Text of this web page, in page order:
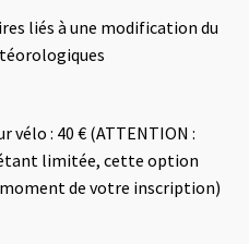
liés à une modification du
vélo : 40 € (ATTENTION :
limitée, cette option
de votre inscription)